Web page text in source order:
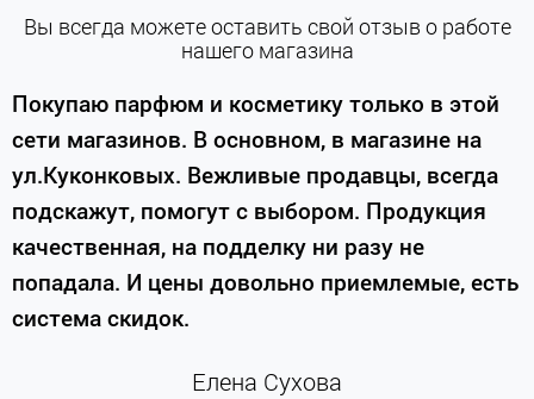
Вы всегда можете оставить свой отзыв о работе
нашего магазина
Покупаю парфюм и косметику только в этой
сети магазинов. В основном, в магазине на
ул.Куконковых. Вежливые продавцы, всегда
подскажут, помогут с выбором. Продукция
качественная, на подделку ни разу не
попадала. И цены довольно приемлемые, есть
система скидок.
Елена Сухова